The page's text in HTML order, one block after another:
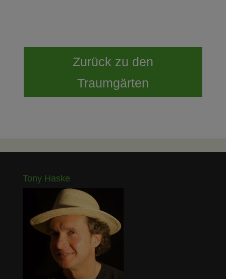
Zurück zu den
Traumgärten
Tony Haske